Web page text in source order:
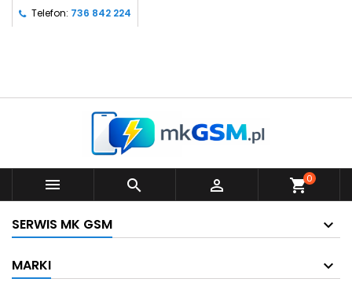
Telefon: 736 842 224
   shopping_cart0
SERWIS MK GSM
MARKI